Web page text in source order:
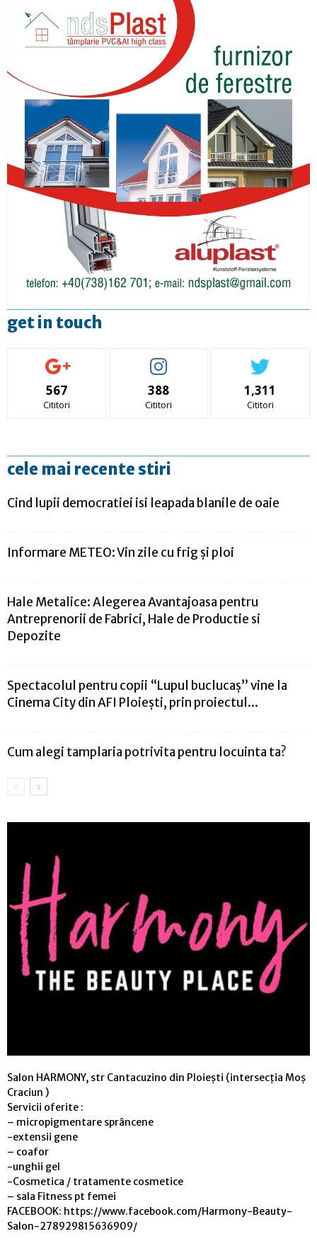
get in touch
567
Cititori
388
Cititori
1,311
Cititori
cele mai recente stiri
Cind lupii democratiei isi leapada blanile de oaie
Informare METEO: Vin zile cu frig și ploi
Hale Metalice: Alegerea Avantajoasa pentru
Antreprenorii de Fabrici, Hale de Productie si
Depozite
Spectacolul pentru copii “Lupul buclucaș” vine la
Cinema City din AFI Ploiești, prin proiectul...
Cum alegi tamplaria potrivita pentru locuinta ta?
Salon HARMONY, str Cantacuzino din Ploiești (intersecția Moș
Craciun )
Servicii oferite :
– micropigmentare sprâncene
-extensii gene
– coafor
-unghii gel
-Cosmetica / tratamente cosmetice
– sala Fitness pt femei
FACEBOOK: https://www.facebook.com/Harmony-Beauty-
Salon-278929815636909/